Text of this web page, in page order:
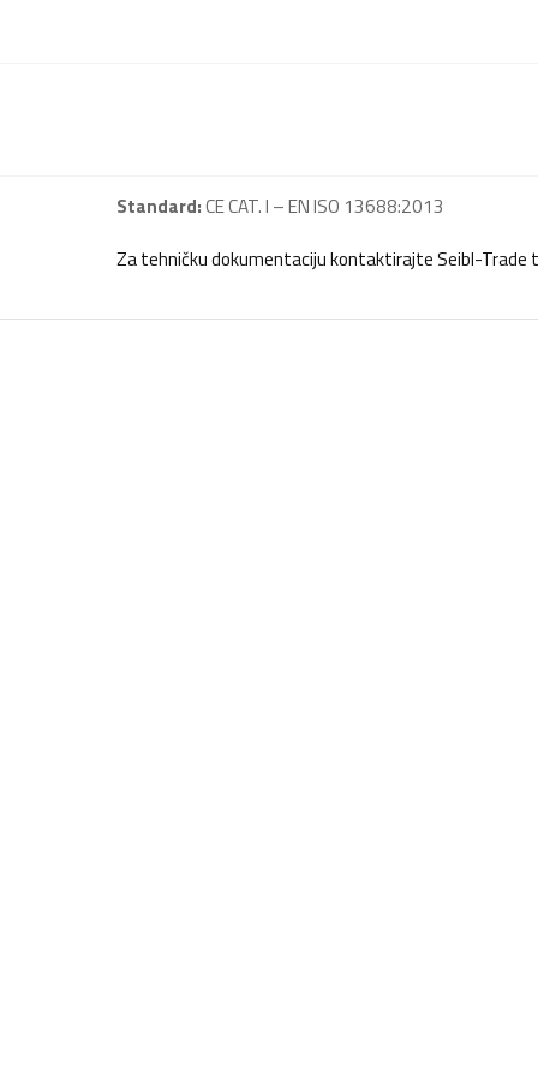
Standard:CE CAT. I – EN ISO 13688:2013
Za tehničku dokumentaciju kontaktirajte Seibl-Trade